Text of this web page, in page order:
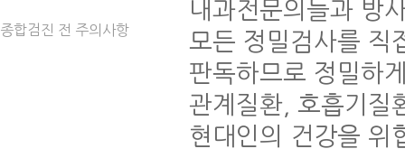
종합검진 전 주의사항
내과전문의들과 방
모든 정밀검사를 직
판독하므로 정밀하
관계질환, 호흡기질
현대인의 건강을 위